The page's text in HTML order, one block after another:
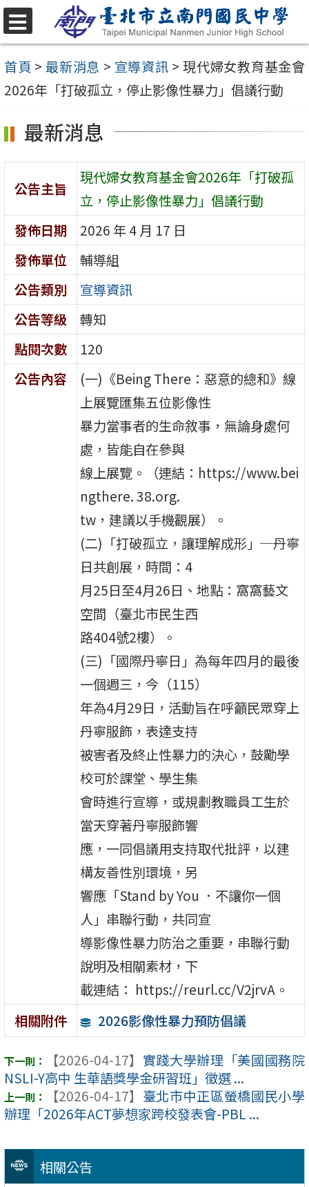
跳
至
主
要
容
選
單
首頁 > 最新消息 > 宣導資訊 > 現代婦女教育基金會
2026年「打破孤立，停止影像性暴力」倡議行動
相關公告
最新消息
公告主旨
現代婦女教育基金會2026年「打破孤
立，停止影像性暴力」倡議行動
發佈日期
2026 年 4 月 17 日
發佈單位
輔導組
公告類別
宣導資訊
公告等級
轉知
點閱次數
120
公告內容
(一)《Being There：惡意的總和》線
上展覽匯集五位影像性
暴力當事者的生命敘事，無論身處何
處，皆能自在參與
線上展覽。（連結：https://www.bei
ngthere. 38.org.
tw，建議以手機觀展）。
(二)「打破孤立，讓理解成形」─丹寧
日共創展，時間：4
月25日至4月26日、地點：窩窩藝文
空間（臺北市民生西
路404號2樓）。
(三)「國際丹寧日」為每年四月的最後
一個週三，今（115）
年為4月29日，活動旨在呼籲民眾穿上
丹寧服飾，表達支持
被害者及終止性暴力的決心，鼓勵學
校可於課堂、學生集
會時進行宣導，或規劃教職員工生於
當天穿著丹寧服飾響
應，一同倡議用支持取代批評，以建
構友善性別環境，另
響應「Stand by You ．不讓你一個
人」串聯行動，共同宣
導影像性暴力防治之重要，串聯行動
說明及相關素材，下
載連結： https://reurl.cc/V2jrvA。
相關附件
2026影像性暴力預防倡議
【2026-04-17】 實踐大學辦理「美國國務院
NSLI-Y高中 生華語獎學金研習班」徵選 ...
【2026-04-17】 臺北市中正區螢橋國民小學
辦理「2026年ACT夢想家跨校發表會-PBL ...